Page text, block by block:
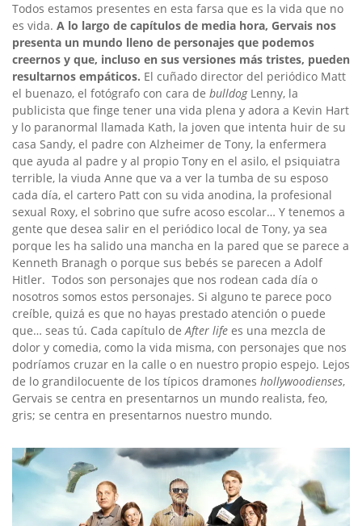
Todos estamos presentes en esta farsa que es la vida que no
es vida. A lo largo de capítulos de media hora, Gervais nos
presenta un mundo lleno de personajes que podemos
creernos y que, incluso en sus versiones más tristes, pueden
resultarnos empáticos. El cuñado director del periódico Matt
el buenazo, el fotógrafo con cara de bulldogLenny, la
publicista que finge tener una vida plena y adora a Kevin Hart
y lo paranormal llamada Kath, la joven que intenta huir de su
casa Sandy, el padre con Alzheimer de Tony, la enfermera
que ayuda al padre y al propio Tony en el asilo, el psiquiatra
terrible, la viuda Anne que va a ver la tumba de su esposo
cada día, el cartero Patt con su vida anodina, la profesional
sexual Roxy, el sobrino que sufre acoso escolar… Y tenemos a
gente que desea salir en el periódico local de Tony, ya sea
porque les ha salido una mancha en la pared que se parece a
Kenneth Branagh o porque sus bebés se parecen a Adolf
Hitler. Todos son personajes que nos rodean cada día o
nosotros somos estos personajes. Si alguno te parece poco
creíble, quizá es que no hayas prestado atención o puede
que… seas tú. Cada capítulo deAfter life es una mezcla de
dolor y comedia, como la vida misma, con personajes que nos
podríamos cruzar en la calle o en nuestro propio espejo. Lejos
de lo grandilocuente de los típicos dramones hollywoodienses,
Gervais se centra en presentarnos un mundo realista, feo,
gris; se centra en presentarnos nuestro mundo.